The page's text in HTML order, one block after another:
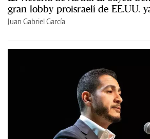
gran lobby proisraelí de EE.UU.
Juan Gabriel García